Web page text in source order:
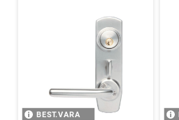
BEST.VARA